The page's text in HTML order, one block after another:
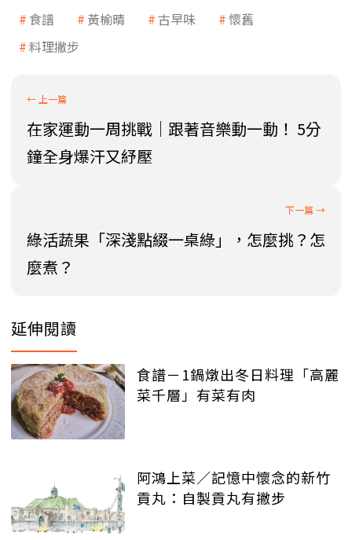
食譜 黃榆晴 古早味
懷舊
料理撇步
在家運動一周挑戰｜跟著音樂動一動！ 5分
鐘全身爆汗又紓壓
綠活蔬果「深淺點綴一桌綠」，怎麼挑？怎
麼煮？
延伸閱讀
食譜－1鍋燉出冬日料理「高麗
菜千層」有菜有肉
阿鴻上菜／記憶中懷念的新竹
貢丸：自製貢丸有撇步